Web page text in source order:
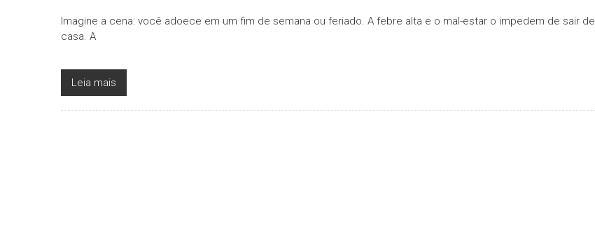
Imagine a cena: você adoece em um fim de semana ou feriado. A febre alta e o mal-estar o impedem de sair de
casa. A
Leia mais